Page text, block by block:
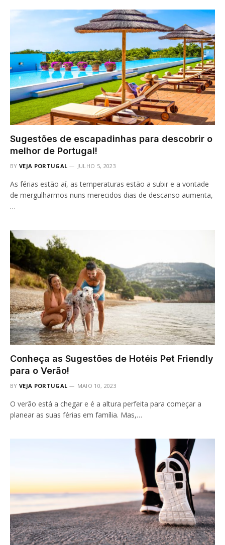
Sugestões de escapadinhas para descobrir o
melhor de Portugal!
BY VEJA PORTUGAL JULHO 5, 2023
As férias estão aí, as temperaturas estão a subir e a vontade
de mergulharmos nuns merecidos dias de descanso aumenta,
…
Conheça as Sugestões de Hotéis Pet Friendly
para o Verão!
BY VEJA PORTUGAL MAIO 10, 2023
O verão está a chegar e é a altura perfeita para começar a
planear as suas férias em família. Mas,…